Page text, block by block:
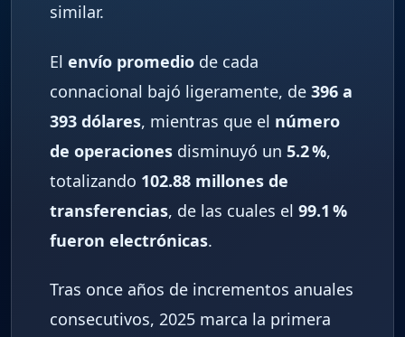
similar.
El envío promedio de cada
connacional bajó ligeramente, de 396 a
393 dólares, mientras que el número
de operaciones disminuyó un 5.2 %,
totalizando 102.88 millones de
transferencias, de las cuales el 99.1 %
fueron electrónicas.
Tras once años de incrementos anuales
consecutivos, 2025 marca la primera